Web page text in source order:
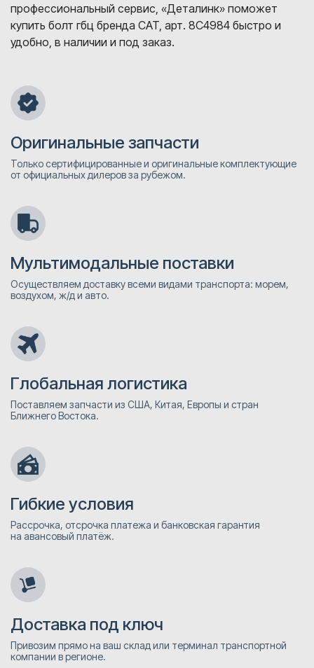
профессиональный сервис, «Деталинк» поможет
купить болт гбц бренда CAT, арт. 8C4984 быстро и
удобно, в наличии и под заказ.
Оригинальные запчасти
Только сертифицированные и оригинальные комплектующие
от официальных дилеров за рубежом.
Мультимодальные поставки
Осуществляем доставку всеми видами транспорта: морем,
воздухом, ж/д и авто.
Глобальная логистика
Поставляем запчасти из США, Китая, Европы и стран
Ближнего Востока.
Гибкие условия
Рассрочка, отсрочка платежа и банковская гарантия
на авансовый платёж.
Доставка под ключ
Привозим прямо на ваш склад или терминал транспортной
компании в регионе.